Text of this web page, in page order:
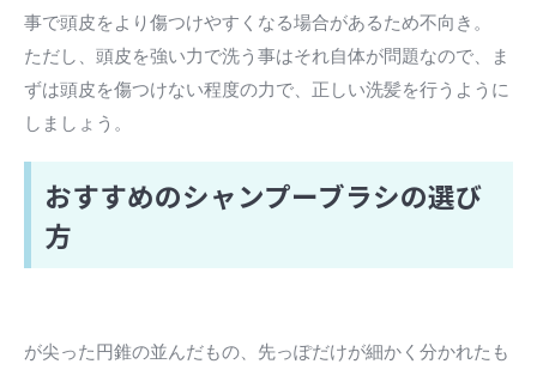
事で頭皮をより傷つけやすくなる場合があるため不向き。
ただし、頭皮を強い力で洗う事はそれ自体が問題なので、ま
ずは頭皮を傷つけない程度の力で、正しい洗髪を行うように
しましょう。
おすすめのシャンプーブラシの選び
方
が尖った円錐の並んだもの、先っぽだけが細かく分かれたも